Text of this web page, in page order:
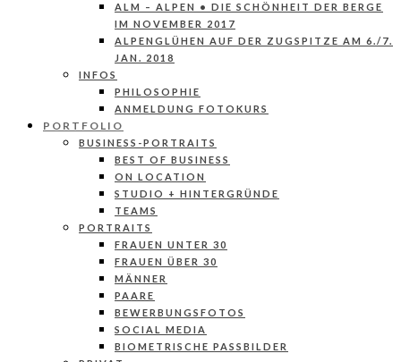
ALM – ALPEN • DIE SCHÖNHEIT DER BERGE
IM NOVEMBER 2017
ALPENGLÜHEN AUF DER ZUGSPITZE AM 6./7.
JAN. 2018
INFOS
PHILOSOPHIE
ANMELDUNG FOTOKURS
PORTFOLIO
BUSINESS-PORTRAITS
BEST OF BUSINESS
ON LOCATION
STUDIO + HINTERGRÜNDE
TEAMS
PORTRAITS
FRAUEN UNTER 30
FRAUEN ÜBER 30
MÄNNER
PAARE
BEWERBUNGSFOTOS
SOCIAL MEDIA
BIOMETRISCHE PASSBILDER